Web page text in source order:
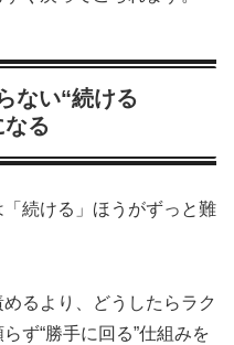
ない“続ける
る
続ける」ほうがずっと難
るより、どうしたらラク
ず“勝手に回る”仕組みを